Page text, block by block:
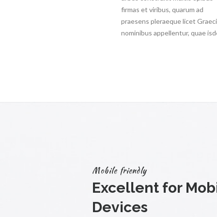
firmas et viribus, quarum ad
praesens pleraeque licet
nominibus appellentur, quae
Mobile friendly
Excellent for
Devices